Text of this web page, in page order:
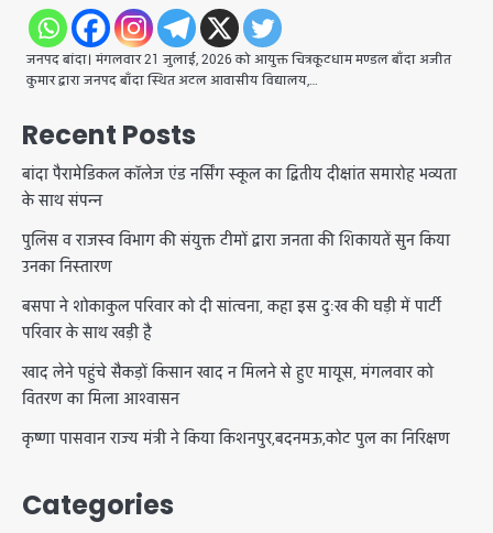
जनपद बांदा। मंगलवार 21 जुलाई, 2026 को आयुक्त चित्रकूटधाम मण्डल बाँदा अजीत
कुमार द्वारा जनपद बाँदा स्थित अटल आवासीय विद्यालय,…
Recent Posts
बांदा पैरामेडिकल कॉलेज एंड नर्सिंग स्कूल का द्वितीय दीक्षांत समारोह भव्यता
के साथ संपन्न
पुलिस व राजस्व विभाग की संयुक्त टीमों द्वारा जनता की शिकायतें सुन किया
उनका निस्तारण
बसपा ने शोकाकुल परिवार को दी सांत्वना, कहा इस दुःख की घड़ी में पार्टी
परिवार के साथ खड़ी है
खाद लेने पहुंचे सैकड़ों किसान खाद न मिलने से हुए मायूस, मंगलवार को
वितरण का मिला आश्वासन
कृष्णा पासवान राज्य मंत्री ने किया किशनपुर,बदनमऊ,कोट पुल का निरिक्षण
Categories